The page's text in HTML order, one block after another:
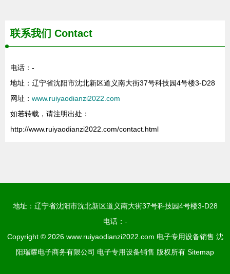
联系我们 Contact
电话：-
地址：辽宁省沈阳市沈北新区道义南大街37号科技园4号楼3-D28
网址： www.ruiyaodianzi2022.com
如若转载，请注明出处：
http://www.ruiyaodianzi2022.com/contact.html
地址：辽宁省沈阳市沈北新区道义南大街37号科技园4号楼3-D28
电话：-
Copyright © 2026 www.ruiyaodianzi2022.com 电子专用设备销售 沈
阳瑞耀电子商务有限公司 电子专用设备销售 版权所有 Sitemap